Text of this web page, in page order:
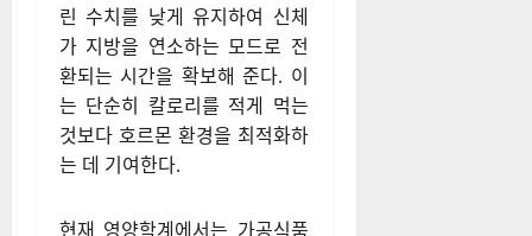
인슐린 감수성을 높이는 영양
전략이 뒷받침돼야 한다. 식이
섬유가 풍부한 채소류를 먼저
섭취하고 단백질, 복합 탄수화
물 순서로 식사하는 방식은 인
슐린의 급격한 상승을 억제하는
식이나 공복 시간 확보는 인슐